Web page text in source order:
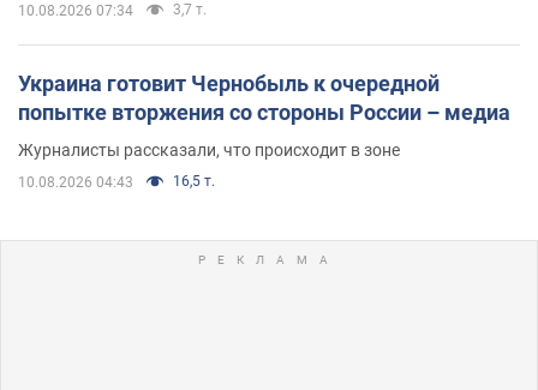
10.08.2026 07:34 3,7 т.
Украина готовит Чернобыль к очередной
попытке вторжения со стороны России – медиа
Журналисты рассказали, что происходит в зоне
10.08.2026 04:43 16,5 т.